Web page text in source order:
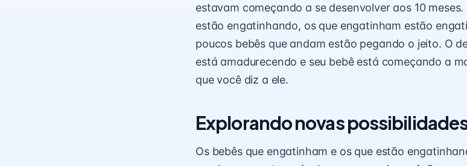
estavam começando a se desenvolver aos 10
estão engatinhando, os que engatinham estão
poucos bebês que andam estão pegando o jeito. O
está amadurecendo e seu bebê está começando a
que você diz a ele.
Explorando novas
Os bebês que engatinham e os que estão